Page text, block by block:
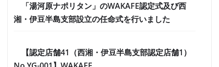
「湯河原ナポリタン」のWAKAFE認定式及び西
湘・伊豆半島支部設立の任命式を行いました
【認定店舗41（西湘・伊豆半島支部認定店舗1）